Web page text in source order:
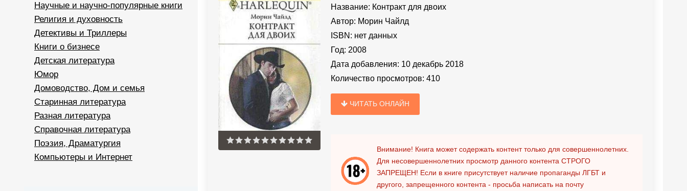
Название: Контракт для двоих
Автор: Морин Чайлд
ISBN: нет данных
Год: 2008
Дата добавления: 10 декабрь 2018
Количество просмотров: 410
ЧИТАТЬ ОНЛАЙН
Внимание! Книга может содержать контент только для совершеннолетних.
Для несовершеннолетних просмотр данного контента СТРОГО
ЗАПРЕЩЕН! Если в книге присутствует наличие пропаганды ЛГБТ и
другого, запрещенного контента - просьба написать на почту
Научные и научно-популярные книги
Религия и духовность
Детективы и Триллеры
Книги о бизнесе
Детская литература
Юмор
Домоводство, Дом и семья
Старинная литература
Разная литература
Справочная литература
Поэзия, Драматургия
Компьютеры и Интернет